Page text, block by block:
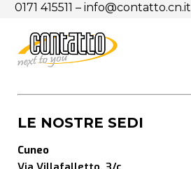
0171 415511 – info@contatto.cn.it
LE NOSTRE SEDI
Cuneo